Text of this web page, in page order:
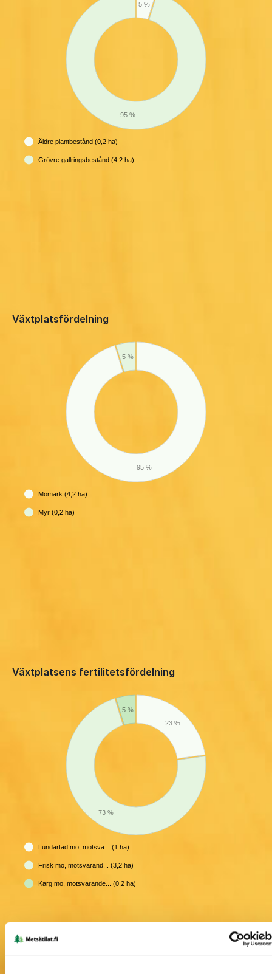
5 %
95 %
Äldre plantbestånd (0,2 ha)
Grövre gallringsbestånd (4,2 ha)
Växtplatsfördelning
95 %
5 %
Momark (4,2 ha)
Myr (0,2 ha)
Växtplatsens fertilitetsfördelning
23 %
73 %
5 %
Lundartad mo, motsva... (1 ha)
Frisk mo, motsvarand... (3,2 ha)
Karg mo, motsvarande... (0,2 ha)